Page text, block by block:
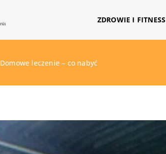
ZDROWIE I FITNESS
Domowe leczenie – co nabyć